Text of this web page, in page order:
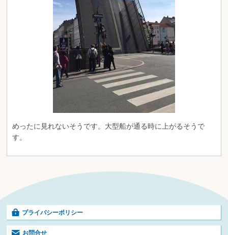
めったに見れないそうです。大型船が通る時に上がるそうで
す。
プライバシーポリシー
お問合せ